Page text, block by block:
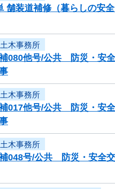
装道補修（暮らしの安
木事務所
補080他号/公共 防災・安
木事務所
補017他号/公共 防災・安
木事務所
補048号/公共 防災・安全